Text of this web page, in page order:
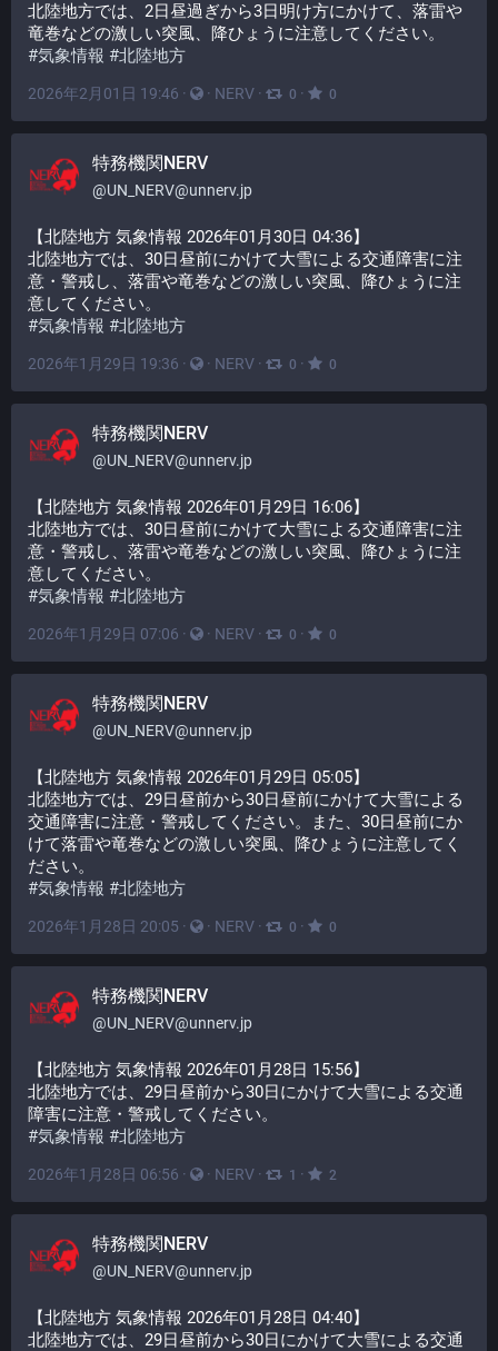
北陸地方では、2日昼過ぎから3日明け方にかけて、落雷や
竜巻などの激しい突風、降ひょうに注意してください。
#気象情報 #北陸地方
2026年2月01日 19:46 · · NERV · 0 · 0
特務機関NERV
@UN_NERV@unnerv.jp
【北陸地方 気象情報 2026年01月30日 04:36】
北陸地方では、30日昼前にかけて大雪による交通障害に注
意・警戒し、落雷や竜巻などの激しい突風、降ひょうに注
意してください。
#気象情報 #北陸地方
2026年1月29日 19:36 · · NERV · 0 · 0
特務機関NERV
@UN_NERV@unnerv.jp
【北陸地方 気象情報 2026年01月29日 16:06】
北陸地方では、30日昼前にかけて大雪による交通障害に注
意・警戒し、落雷や竜巻などの激しい突風、降ひょうに注
意してください。
#気象情報 #北陸地方
2026年1月29日 07:06 · · NERV · 0 · 0
特務機関NERV
@UN_NERV@unnerv.jp
【北陸地方 気象情報 2026年01月29日 05:05】
北陸地方では、29日昼前から30日昼前にかけて大雪による
交通障害に注意・警戒してください。また、30日昼前にか
けて落雷や竜巻などの激しい突風、降ひょうに注意してく
ださい。
#気象情報 #北陸地方
2026年1月28日 20:05 · · NERV · 0 · 0
特務機関NERV
@UN_NERV@unnerv.jp
【北陸地方 気象情報 2026年01月28日 15:56】
北陸地方では、29日昼前から30日にかけて大雪による交通
障害に注意・警戒してください。
#気象情報 #北陸地方
2026年1月28日 06:56 · · NERV · 1 · 2
特務機関NERV
@UN_NERV@unnerv.jp
【北陸地方 気象情報 2026年01月28日 04:40】
北陸地方では、29日昼前から30日にかけて大雪による交通